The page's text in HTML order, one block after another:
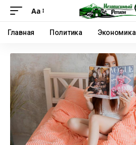
Аа
Главная Политика Экономика